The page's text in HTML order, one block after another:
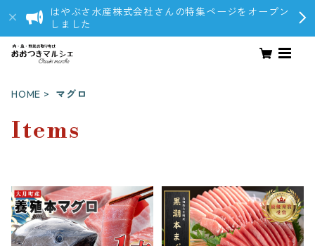
はやぶさ水産株式会社さんの特集ページをオープン
しました
HOME マグロ
Items